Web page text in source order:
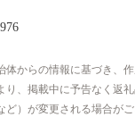
からの情報に基づき、作
り、掲載中に予告なく返礼
ど）が変更される場合が